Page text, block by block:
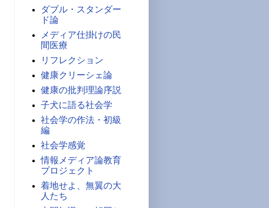
ダブル・スタンダー
ド論
メディア仕掛けの民
間医療
リフレクション
健康クリーシェ論
健康の批判理論序説
子犬に語る社会学
社会学の作法・初級
編
社会学感覚
情報メディア論教育
プロジェクト
着地せよ、無翼の大
人たち